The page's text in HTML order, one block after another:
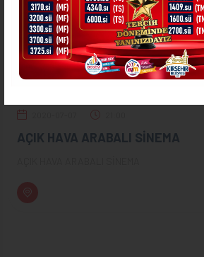
AÇIK HAVA ARABALI SİNEMA